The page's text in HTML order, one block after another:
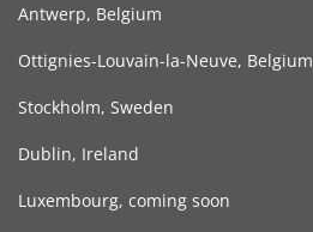
Antwerp, Belgium
Ottignies-Louvain-la-Neuve, Belgium
Stockholm, Sweden
Dublin, Ireland
Luxembourg, coming soon